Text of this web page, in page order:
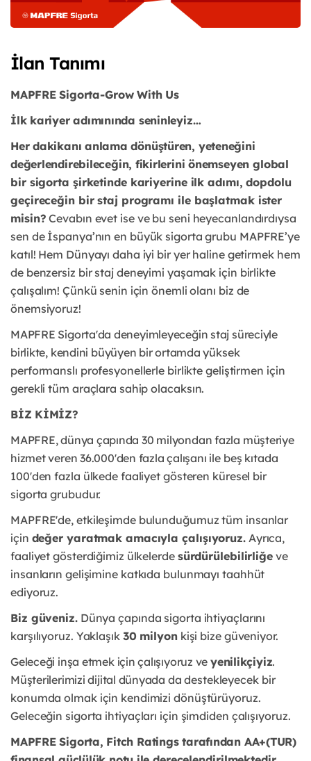
İlan Tanımı
MAPFRE Sigorta-Grow With Us
İlk kariyer adımınında seninleyiz…
Her dakikanı anlama dönüştüren, yeteneğini
değerlendirebileceğin, fikirlerini önemseyen global
bir sigorta şirketinde kariyerine ilk adımı, dopdolu
geçireceğin bir staj programı ile başlatmak ister
misin? Cevabın evet ise ve bu seni heyecanlandırdıysa
sen de İspanya’nın en büyük sigorta grubu MAPFRE’ye
katıl! Hem Dünyayı daha iyi bir yer haline getirmek hem
de benzersiz bir staj deneyimi yaşamak için birlikte
çalışalım! Çünkü senin için önemli olanı biz de
önemsiyoruz!
MAPFRE Sigorta'da deneyimleyeceğin staj süreciyle
birlikte, kendini büyüyen bir ortamdayüksek
performanslı profesyonellerle birlikte geliştirmen için
gerekli tüm araçlara sahipolacaksın.
BİZ KİMİZ?
MAPFRE, dünya çapında 30 milyondan fazla müşteriye
hizmet veren 36.000'den fazla çalışanı ile beş kıtada
100'den fazla ülkede faaliyet gösteren küresel bir
sigorta grubudur.
MAPFRE'de, etkileşimde bulunduğumuz tüm insanlar
için değer yaratmak amacıylaçalışıyoruz.Ayrıca,
faaliyet gösterdiğimiz ülkelerde sürdürülebilirliğeve
insanların gelişimine katkıda bulunmayı taahhüt
ediyoruz.
Biz güveniz.Dünya çapında sigorta ihtiyaçlarını
karşılıyoruz. Yaklaşık 30 milyonkişi bize güveniyor.
Geleceği inşa etmek için çalışıyoruz ve yenilikçiyiz.
Müşterilerimizi dijital dünyada dadestekleyecek bir
konumda olmak için kendimizi dönüştürüyoruz.
Geleceğin sigorta ihtiyaçları için şimdiden çalışıyoruz.
MAPFRE Sigorta, Fitch Ratings tarafından AA+(TUR)